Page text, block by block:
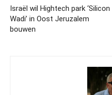
Israël wil Hightech park ‘Silicon
Wadi’ in Oost Jeruzalem
bouwen